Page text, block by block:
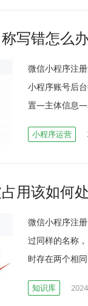
写错怎么
微信小程序注
小程序账号后
置—主体信息
小程序运营
用该如何
微信小程序注
过同样的名称
时存在两个相
知识库